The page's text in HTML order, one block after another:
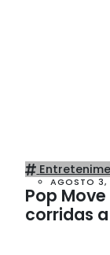
AGOSTO 3,
Pop
corridas